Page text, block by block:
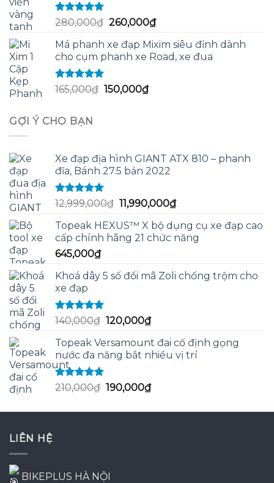
Được xếp
hạng
sao
280,000₫ Giá
là:
280,000₫.
260,000₫Giá
tại
là:
Má phanh xe đạp Mixim siêu đỉnh dành
cho cụm phanh xe Road, xe đua
Được xếp
hạng
165,000₫ Giá
150,000₫Giá
GỢI Ý CHO BẠN
Xe đạp địa hình GIANT ATX 810 – phanh
đĩa, Bánh 27.5 bản 2022
Được xếp
hạng
5.00
sao
12,999,000₫ Giá
là:
12,999,000₫.
11,990,000₫Giá
tại
là:
Topeak HEXUS™ X bộ dụng cụ xe đạp cao
cấp chính hãng 21 chức năng
645,000₫
Khoá dây 5 số đổi mã Zoli chống trộm cho
xe đạp
Được xếp
hạng
sao
140,000₫ Giá
là:
140,000₫.
120,000₫Giá
tại
là:
Topeak Versamount đai cố định gọng
nước đa năng bắt nhiều vị trí
Được xếp
hạng
210,000₫ Giá
là:
190,000₫Giá
tại
LIÊN HỆ
BIKEPLUS HÀ NỘI